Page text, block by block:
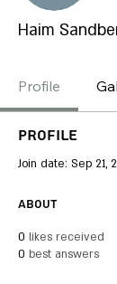
Haim
Profile
Profile
Join date: Sep 21,
About
0 likes received
0 best answers